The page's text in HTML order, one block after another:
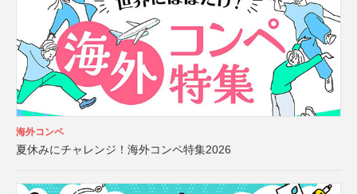
海外コンペ
夏休みにチャレンジ！海外コンペ特集2026